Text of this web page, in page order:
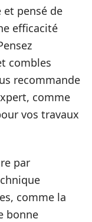
pensé de
efficacité
combles
recommande
comme
vos travaux
par
comme la
bonne